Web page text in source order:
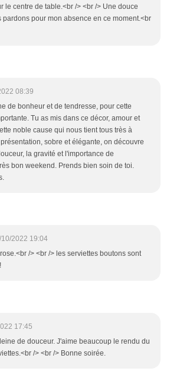
le centre de table.<br /> <br /> Une douce
pardons pour mon absence en ce moment.<br
08:39
de bonheur et de tendresse, pour cette
Tu as mis dans ce décor, amour et
noble cause qui nous tient tous très à
sobre et élégante, on découvre
la gravité et l'importance de
bon weekend. Prends bien soin de toi.
10/2022 19:04
/> <br /> les serviettes boutons sont
17:45
de douceur. J'aime beaucoup le rendu du
/> <br /> Bonne soirée.